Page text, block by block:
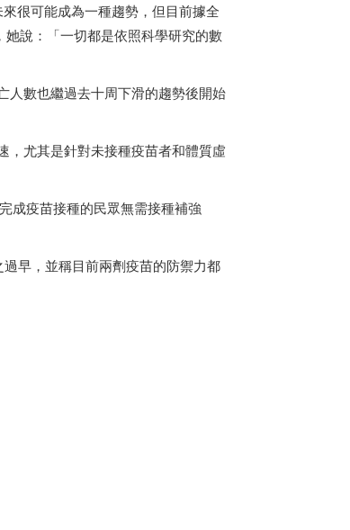
很可能成為一種趨勢，但目前據全
說：「一切都是依照科學研究的數
人數也繼過去十周下滑的趨勢後開始
，尤其是針對未接種疫苗者和體質虛
成疫苗接種的民眾無需接種補強
早，並稱目前兩劑疫苗的防禦力都